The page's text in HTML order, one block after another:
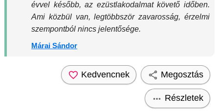
évvel később, az ezüstlakodalmat követő időben.
Ami közbül van, legtöbbször zavarosság, érzelmi
szempontból nincs jelentősége.
Márai Sándor
Kedvencnek Megosztás
Részletek